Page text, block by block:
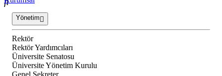
Yönetim
Rektör
Rektör Yardımcıları
Üniversite Senatosu
Üniversite Yönetim Kurulu